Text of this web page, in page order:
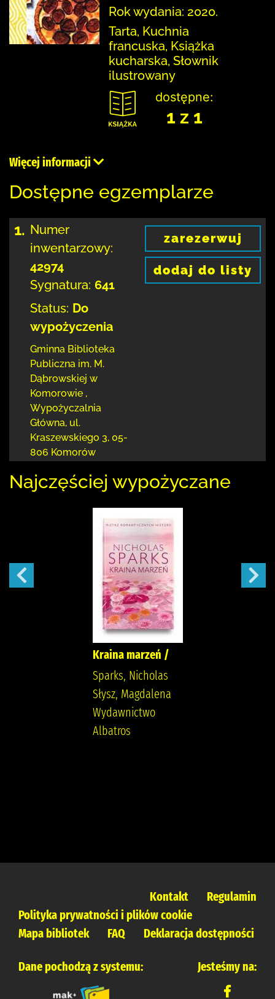
Rok wydania: 2020.
Tarta, Kuchnia
francuska, Książka
kucharska, Słownik
ilustrowany
dostępne:
1 z 1
Więcej informacji
Dostępne egzemplarze
1. Numer
inwentarzowy:
42974
Sygnatura: 641
Status: Do
wypożyczenia
Gminna Biblioteka
Publiczna im. M.
Dąbrowskiej w
Komorowie ,
Wypożyczalnia
Główna, ul.
Kraszewskiego 3, 05-
806 Komorów
zarezerwuj
dodaj do listy
Najczęściej wypożyczane
Kraina marzeń /
Sparks, Nicholas
Słysz, Magdalena
Wydawnictwo
Albatros
Kontakt
Regulamin
Polityka prywatności i plików cookie
Mapa bibliotek
FAQ Deklaracja dostępności
Dane pochodzą z systemu: Jesteśmy na: